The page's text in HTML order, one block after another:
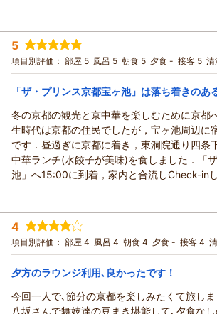
見ながらの朝食です。花が咲いてない時期だ
が残念でしたが、今度は花が咲いている時期
います。
宿泊時期： 2026年03月宿泊 (その他)
投稿者： たかちゃんさん
宿泊プラン： 【じゃらんスペシャルウィーク】静け
都・宝ヶ池のひととき（朝食付き）
ツイン 朝の
宿泊価格帯： 14,001～15,000円(大人一人あたり/税
5
項目別評価： 部屋 5 風呂 5 朝食 5 夕食 - 接客 5 清
「ザ・プリンス京都宝ヶ池」は落ち着きのあ
冬の京都の観光と京中華を楽しむために京都
生時代は京都の住民でしたが，宝ヶ池周辺に
です．昼過ぎに京都に着き，東洞院通り四条
中華ランチ(水餃子が美味)を食しました．「
池」へ15:00に到着，家内と合流しCheck-in
麗で落ち着いた雰囲気があります．着物が似
含めフロントの女性は美人の上，接客が丁寧
洋室は広く～綺麗～清潔で気持ちよく過ごす
Welcome sweets があるのも良いですね．1
お茶とケーキで寛いでから，烏丸今出川へ移
りました．ホテルに戻って1階のクラブラウン
インと軽食を頂きました．軽食の種類は多く
く満足しました．部屋に戻って朝まで熟睡し
宿泊時期： 2026年02月宿泊 (夫婦旅行)
投稿者： 賀茂川逍遥さん
宿泊プラン： 【ベーシックレート】クラブフロアス
朝食付き）貴船・大原への観光にもおすすめ！
ツイ
宿泊価格帯： 15,001～16,000円(大人一人あたり/税込)
4
項目別評価： 部屋 4 風呂 4 朝食 4 夕食 - 接客 4
夕方のラウンジ利用､良かったです！
今回一人で､節分の京都を楽しみたくて旅しま
八坂さんで舞妓達の豆まき堪能して､夕食な